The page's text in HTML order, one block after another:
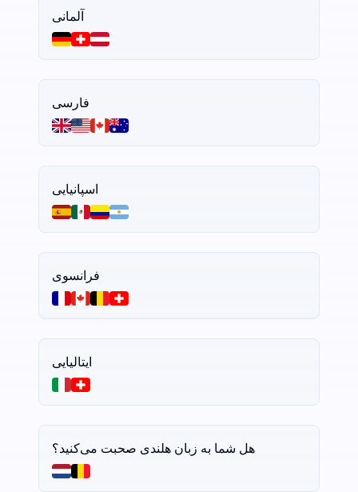
آلمانی
فارسی
اسپانیایی
فرانسوی
ایتالیایی
هل شما به زبان هلندی صحبت می‌کنید؟